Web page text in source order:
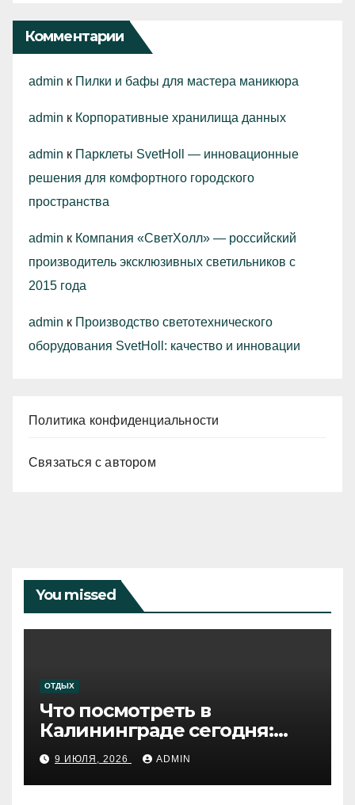
Комментарии
admin к Пилки и бафы для мастера маникюра
admin к Корпоративные хранилища данных
admin к Парклеты SvetHoll — инновационные
решения для комфортного городского
пространства
admin к Компания «СветХолл» — российский
производитель эксклюзивных светильников с
2015 года
admin к Производство светотехнического
оборудования SvetHoll: качество и инновации
Политика конфиденциальности
Связаться с автором
You missed
ОТДЫХ
Что посмотреть в
Калининграде сегодня:
путеводитель по самому
западному городу России
9 ИЮЛЯ, 2026 ADMIN